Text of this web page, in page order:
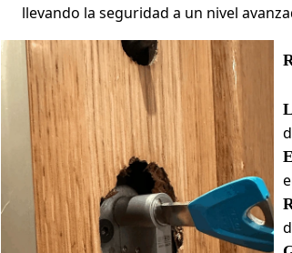
llevando la seguridad a un nivel